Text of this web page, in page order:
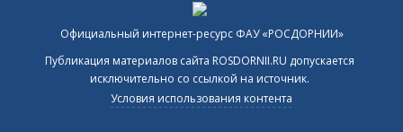
Официальный интернет-ресурс ФАУ «РОСДОРНИИ»
Публикация материалов сайта ROSDORNII.RU допускается
исключительно со ссылкой на источник.
Условия использования контента